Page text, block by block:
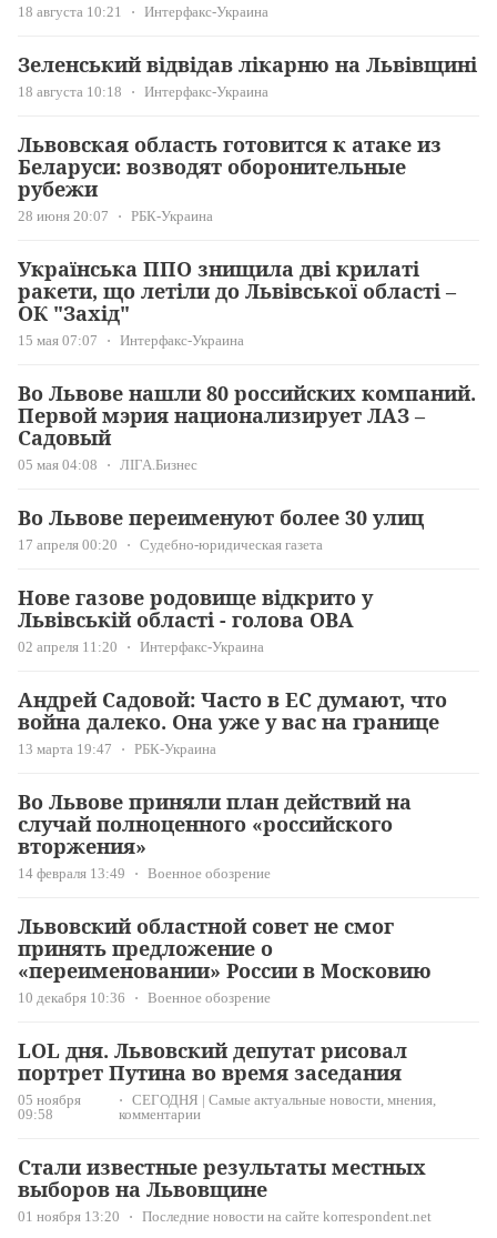
18 августа 10:21 Интерфакс-Украина
Зеленський відвідав лікарню на Львівщині
18 августа 10:18 Интерфакс-Украина
Львовская область готовится к атаке из
Беларуси: возводят оборонительные
рубежи
28 июня 20:07 РБК-Украина
Українська ППО знищила дві крилаті
ракети, що летіли до Львівської області –
ОК "Захід"
15 мая 07:07 Интерфакс-Украина
Во Львове нашли 80 российских компаний.
Первой мэрия национализирует ЛАЗ –
Садовый
05 мая 04:08 ЛІГА.Бизнес
Во Львове переименуют более 30 улиц
17 апреля 00:20 Судебно-юридическая газета
Нове газове родовище відкрито у
Львівській області - голова ОВА
02 апреля 11:20 Интерфакс-Украина
Андрей Садовой: Часто в ЕС думают, что
война далеко. Она уже у вас на границе
13 марта 19:47 РБК-Украина
Во Львове приняли план действий на
случай полноценного «российского
вторжения»
14 февраля 13:49 Военное обозрение
Львовский областной совет не смог
принять предложение о
«переименовании» России в Московию
10 декабря 10:36 Военное обозрение
LOL дня. Львовский депутат рисовал
портрет Путина во время заседания
05 ноября
09:58
СЕГОДНЯ | Самые актуальные новости, мнения,
комментарии
Стали известные результаты местных
выборов на Львовщине
01 ноября 13:20 Последние новости на сайте korrespondent.net